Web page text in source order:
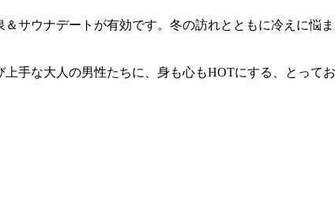
サウナデートが有効です。冬の訪れとともに冷えに悩
手な大人の男性たちに、身も心もHOTにする、とって